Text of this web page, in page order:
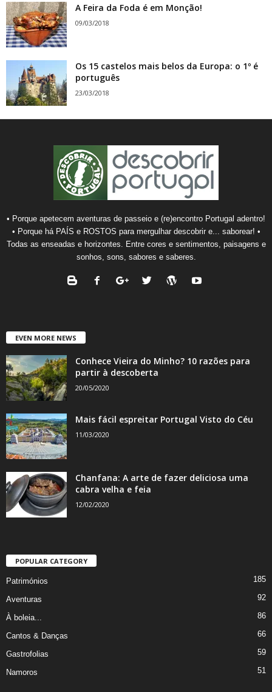
A Feira da Foda é em Monção!
09/03/2018
Os 15 castelos mais belos da Europa: o 1º é
português
23/03/2018
• Porque apetecem aventuras de passeio e (re)encontro Portugal adentro!
• Porque há PAÍS e ROSTOS para mergulhar descobrir e... saborear! •
Todas as enseadas e horizontes. Entre cores e sentimentos, paisagens e
sonhos, sons, sabores e saberes.
EVEN MORE NEWS
Conhece Vieira do Minho? 10 razões para
partir à descoberta
20/05/2020
Mais fácil espreitar Portugal Visto do Céu
11/03/2020
Chanfana: A arte de fazer deliciosa uma
cabra velha e feia
12/02/2020
POPULAR CATEGORY
Patrimónios 185
Aventuras 92
À boleia... 86
Cantos & Danças 66
Gastrofolias 59
Namoros 51